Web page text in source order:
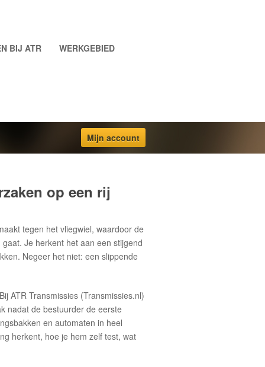
BIJ ATR WERKGEBIED
Mijn account
op een rij
tegen het vliegwiel, waardoor de
Je herkent het aan een stijgend
Negeer het niet: een slippende
ATR Transmissies (Transmissies.nl)
nadat de bestuurder de eerste
en automaten in heel
herkent, hoe je hem zelf test, wat